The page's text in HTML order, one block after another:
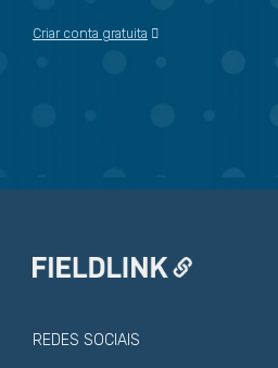
Criar conta gratuita
REDES SOCIAIS